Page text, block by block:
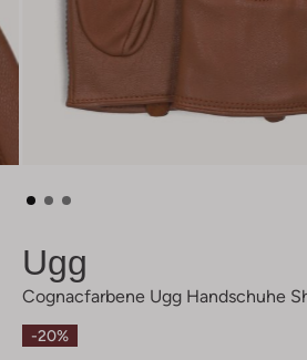
Ugg
Cognacfarbene Ugg Handschuhe
-20%